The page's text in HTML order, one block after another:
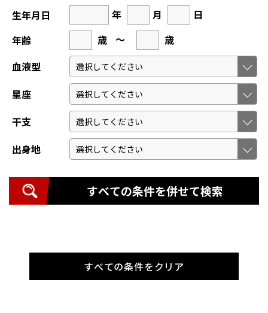
生年月日 年 月
日
年齢
歳 ～
歳
血液型
星座
干支
出身地
すべての条件を併せて検索
すべての条件をクリア